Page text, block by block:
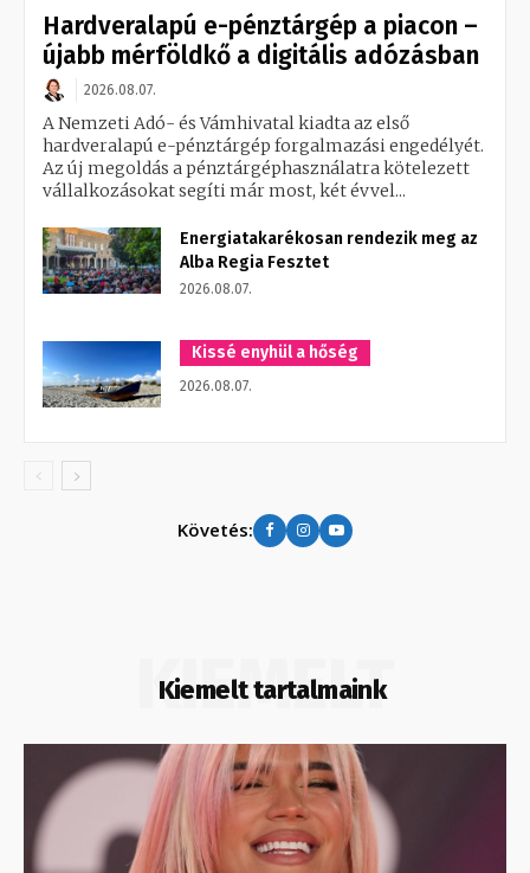
Hardveralapú e-pénztárgép a piacon –
újabb mérföldkő a digitális adózásban
2026.08.07.
A Nemzeti Adó- és Vámhivatal kiadta az első
hardveralapú e-pénztárgép forgalmazási engedélyét.
Az új megoldás a pénztárgéphasználatra kötelezett
vállalkozásokat segíti már most, két évvel...
Energiatakarékosan rendezik meg az
Alba Regia Fesztet
2026.08.07.
Kissé enyhül a hőség
2026.08.07.
Követés:
Kiemelt tartalmaink
KIEMELT